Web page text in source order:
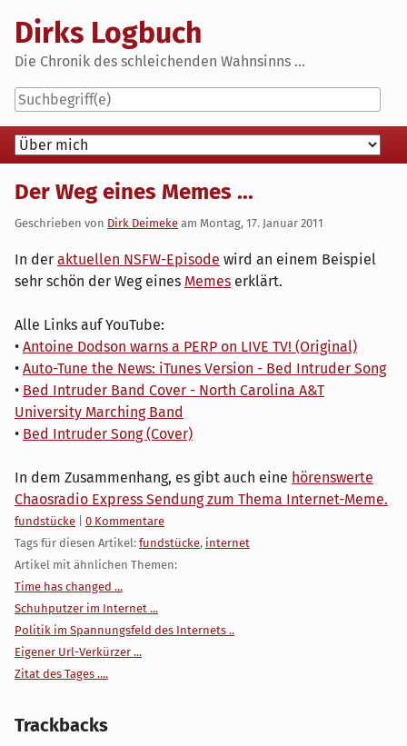
content
Dirks Logbuch
Die Chronik des schleichenden Wahnsinns ...
Navigation
Der Weg eines Memes ...
Geschrieben von Dirk Deimeke am Montag, 17. Januar 2011
In der aktuellen NSFW-Episode wird an einem Beispiel
sehr schön der Weg eines Memes erklärt.
Alle Links auf YouTube:
• Antoine Dodson warns a PERP on LIVE TV! (Original)
• Auto-Tune the News: iTunes Version - Bed Intruder Song
• Bed Intruder Band Cover - North Carolina A&T
University Marching Band
• Bed Intruder Song (Cover)
In dem Zusammenhang, es gibt auch eine hörenswerte
Chaosradio Express Sendung zum Thema Internet-Meme.
Kategorien:
fundstücke
0 Kommentare
Tags für diesen Artikel: fundstücke, internet
Artikel mit ähnlichen Themen:
Time has changed ...
Schuhputzer im Internet ...
Politik im Spannungsfeld des Internets ..
Eigener Url-Verkürzer ...
Zitat des Tages ....
Trackbacks